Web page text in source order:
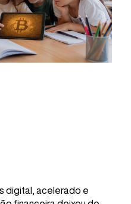
digital, acelerado e